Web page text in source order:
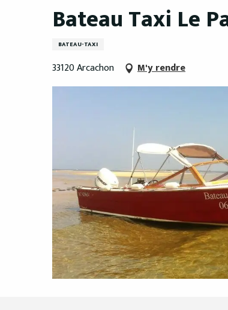
Bateau Taxi Le
BATEAU-TAXI
33120 Arcachon M'y rendre